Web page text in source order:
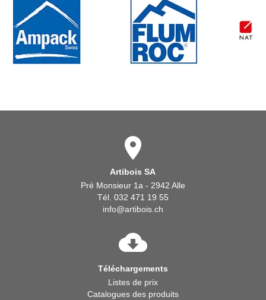
Artibois SA
Pré Monsieur 1a - 2942 Alle
Tél. 032 471 19 55
info@artibois.ch
Téléchargements
Listes de prix
Catalogues des produits